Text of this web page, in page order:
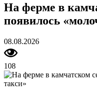
На ферме в
появилось
08.08.2026
108